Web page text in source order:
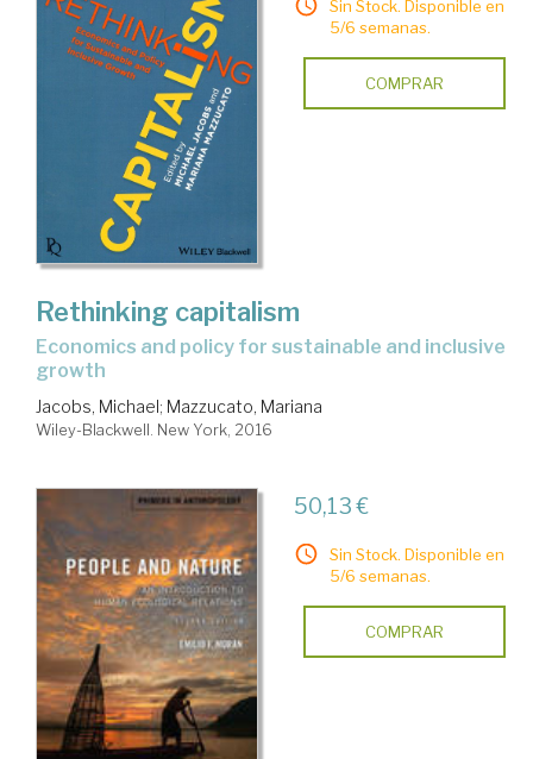
Sin Stock. Disponible en
5/6 semanas.
COMPRAR
Rethinking capitalism
economics and policy for sustainable and inclusive
growth
Jacobs, Michael; Mazzucato, Mariana
Wiley-Blackwell. New York, 2016
50,13 €
Sin Stock. Disponible en
5/6 semanas.
COMPRAR